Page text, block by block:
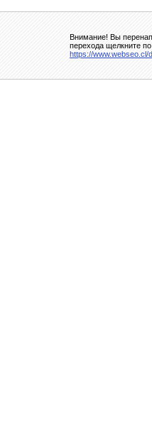
Внимание! Вы
перехода щелкните
https://www.webseo.cl/